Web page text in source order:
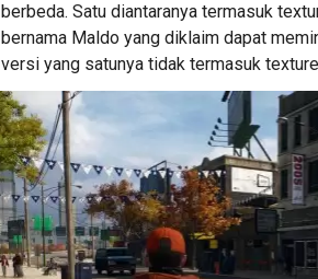
berbeda. Satu diantaranya termasuk
bernama Maldo yang diklaim dapat
versi yang satunya tidak termasuk